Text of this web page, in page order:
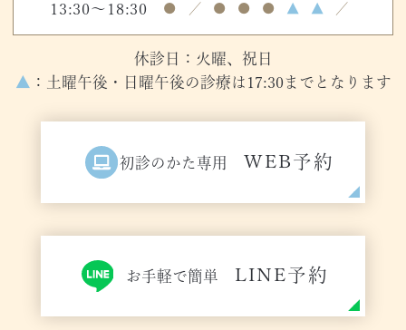
13:30～18:30 ● ／ ● ● ● ▲ ▲ ／
休診日：火曜、祝日
▲ ：土曜午後・日曜午後の診療は17:30までとなります
初診のかた専用 WEB予約
お手軽で簡単 LINE予約